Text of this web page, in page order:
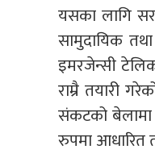
यसका लागि
सामुदायिक
इमरजेन्सी
राम्रै तयारी
संकटको बेलामा
रुपमा आधारित